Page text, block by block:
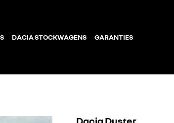
DACIA STOCKWAGENS GARANTIES
Dacia Duster